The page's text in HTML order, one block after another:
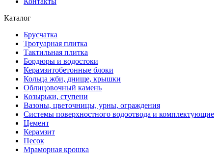
Каталог
Брусчатка
Тротуарная плитка
Тактильная плитка
Бордюры и водостоки
Керамзитобетонные блоки
Кольца жби, днище, крышки
Облицовочный камень
Козырьки, ступени
Вазоны, цветочницы, урны, ограждения
Системы поверхностного водоотвода и комплектующие
Цемент
Керамзит
Песок
Мраморная крошка